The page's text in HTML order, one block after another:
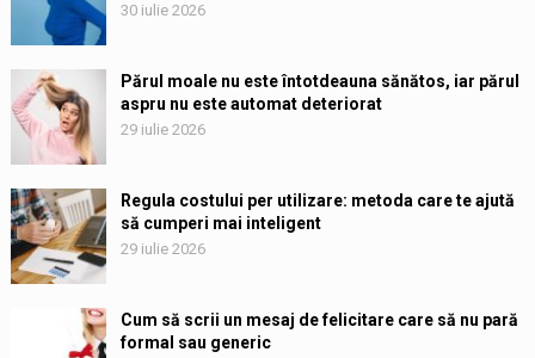
30 iulie 2026
Părul moale nu este întotdeauna sănătos, iar părul
aspru nu este automat deteriorat
29 iulie 2026
Regula costului per utilizare: metoda care te ajută
să cumperi mai inteligent
29 iulie 2026
Cum să scrii un mesaj de felicitare care să nu pară
formal sau generic